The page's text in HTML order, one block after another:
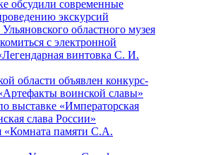
обсудили современные
экскурсий
областного музея
с электронной
винтовка С. И.
области объявлен конкурс-
воинской славы»
выставке «Императорская
слава России»
«Комната памяти С.А.